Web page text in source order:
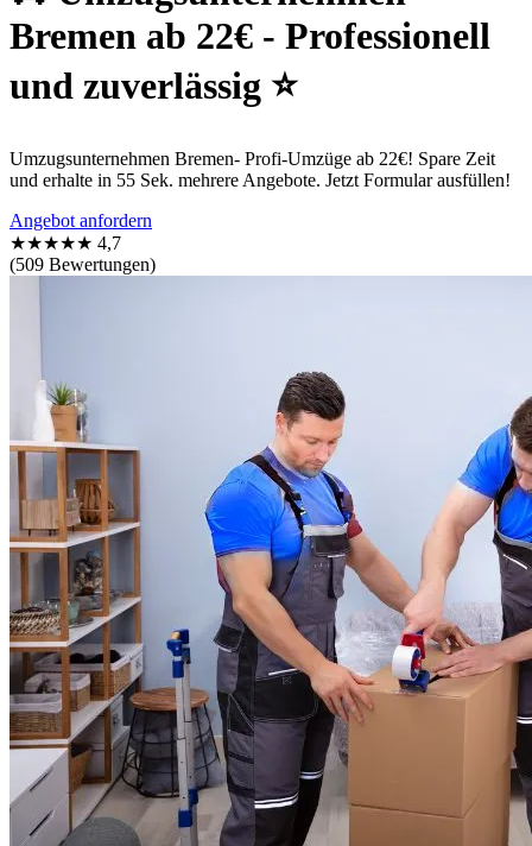
Bremen ab 22€ - Professionell
und zuverlässig ⭐
Umzugsunternehmen Bremen- Profi-Umzüge ab 22€! Spare Zeit
und erhalte in 55 Sek. mehrere Angebote. Jetzt Formular ausfüllen!
Angebot anfordern
★★★★★ 4,7
(509 Bewertungen)